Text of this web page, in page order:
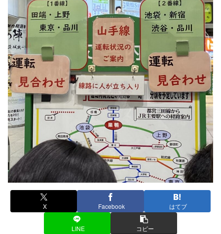
X Facebook はてブ
LINE コピー